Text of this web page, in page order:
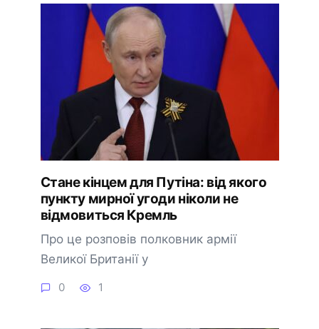
Стане кінцем для Путіна: від якого
пункту мирної угоди ніколи не
відмовиться Кремль
Про це розповів полковник армії
Великої Британії у
0 1